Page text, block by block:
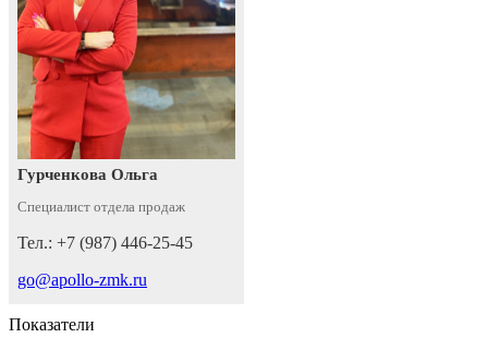
Гурченкова Ольга
Специалист отдела продаж
Тел.: +7 (987) 446-25-45
go@apollo-zmk.ru
Показатели